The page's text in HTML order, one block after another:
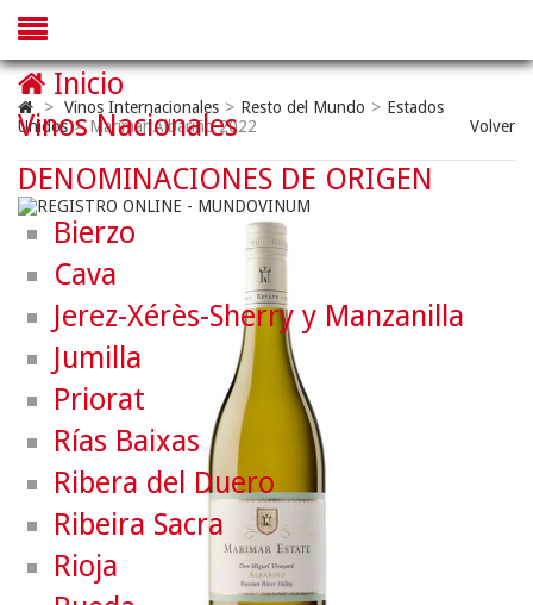
> Vinos Internacionales > Resto del Mundo > Estados
Unidos > Marimar Albariño 2022 Volver
Inicio
Vinos Nacionales
DENOMINACIONES DE ORIGEN
Bierzo
Cava
Jerez-Xérès-Sherry y Manzanilla
Jumilla
Priorat
Rías Baixas
Ribera del Duero
Ribeira Sacra
Rioja